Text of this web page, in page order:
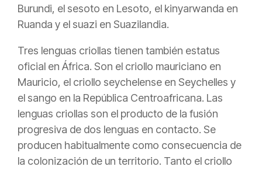
Burundi, el sesoto en Lesoto, el kinyarwanda en
Ruanda y el suazi en Suazilandia.
Tres lenguas criollas tienen también estatus
oficial en África. Son el criollo mauriciano en
Mauricio, el criollo seychelense en Seychelles y
el sango en la República Centroafricana. Las
lenguas criollas son el producto de la fusión
progresiva de dos lenguas en contacto. Se
producen habitualmente como consecuencia de
la colonización de un territorio. Tanto el criollo